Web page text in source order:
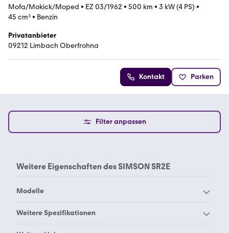
Mofa/Mokick/Moped • EZ 03/1962 • 500 km • 3 kW (4 PS) •
45 cm³• Benzin
Privatanbieter
09212 Limbach Oberfrohna
Kontakt Parken
Filter anpassen
Weitere Eigenschaften desSIMSON SR2E
Modelle
Simson 425 Sport
Weitere Spezifikationen